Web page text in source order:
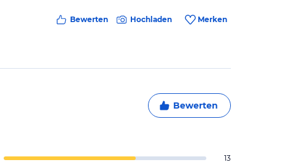
Bewerten Hochladen Merken
Bewerten
13